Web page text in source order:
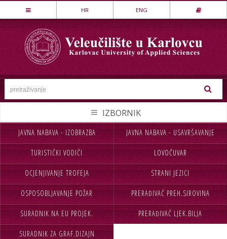
Stručni studij
LOVSTVO I ZAŠTITA PRIRODE
MEHATRONIKA
PREHRAMBENA TEHNOLOGIJA
SIGURNOST I ZAŠTITA
TEKSTILSTVO
UGOSTITELJSTVO
Specijalistički studij
POSLOVNO UPRAVLJANJE
SIGURNOST I ZAŠTITA
STROJARSTVO
HR ENG
NASLOVNA UPISI
VELEUČILIŠTE STUDIJ
STUDENTI MEĐ.SURADNJA
CJELOŽIVOTNO UČENJE INFORMACIJE
NABAVA KONTAKT
SKUP ZRZZ
JAVNA NABAVA - IZOBRAZBA JAVNA NABAVA - USAVRŠAVANJE
TURISTIČKI VODIČI LOVOČUVAR
OCJENJIVANJE TROFEJA STRANI JEZICI
OSPOSOBLJAVANJE POŽAR PRERAĐIVAČ PREH.SIROVINA
SURADNIK NA EU PROJEK. PRERAĐIVAČ LJEK.BILJA
SURADNIK ZA GRAF.DIZAJN